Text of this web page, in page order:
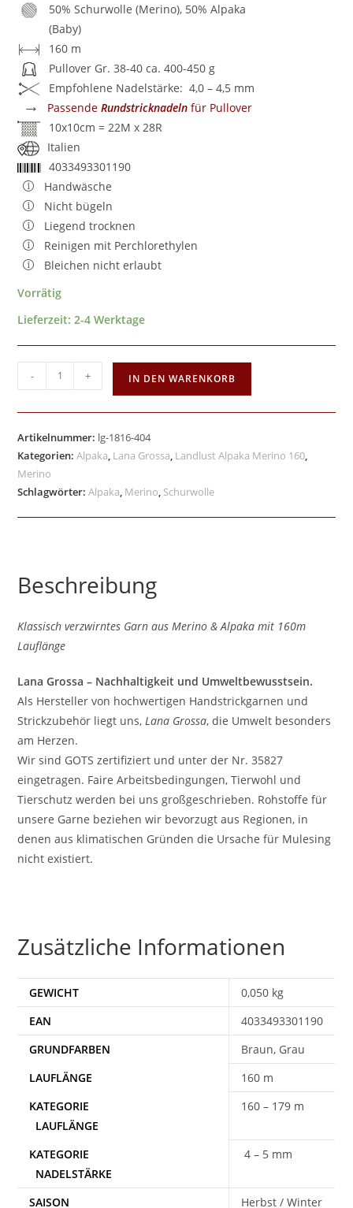
50% Schurwolle (Merino), 50% Alpaka
(Baby)
160 m
Pullover Gr. 38-40 ca. 400-450 g
Empfohlene Nadelstärke: 4,0 – 4,5 mm
→ PassendeRundstricknadeln für Pullover
10x10cm = 22M x 28R
Italien
4033493301190
Handwäsche
Nicht bügeln
Liegend trocknen
Reinigen mit Perchlorethylen
Bleichen nicht erlaubt
Vorrätig
Lieferzeit:2-4 Werktage
- + IN DEN WARENKORB
Artikelnummer: lg-1816-404
Kategorien:Alpaka, Lana Grossa, Landlust Alpaka Merino 160,
Merino
Schlagwörter:Alpaka, Merino, Schurwolle
Beschreibung
Klassisch verzwirntes Garn aus Merino & Alpaka mit 160m
Lauflänge
Lana Grossa – Nachhaltigkeit und Umweltbewusstsein.
Als Hersteller von hochwertigen Handstrickgarnen und
Strickzubehör liegt uns,Lana Grossa, die Umwelt besonders
am Herzen.
Wir sind GOTS zertifiziert und unter der Nr. 35827
eingetragen. Faire Arbeitsbedingungen, Tierwohl und
Tierschutz werden bei uns großgeschrieben. Rohstoffe für
unsere Garne beziehen wir bevorzugt aus Regionen, in
denen aus klimatischen Gründen die Ursache für Mulesing
nicht existiert.
Zusätzliche Informationen
GEWICHT
0,050 kg
EAN
4033493301190
Braun, Grau
160 m
160 – 179 m
4 – 5 mm
SAISON Herbst / Winter